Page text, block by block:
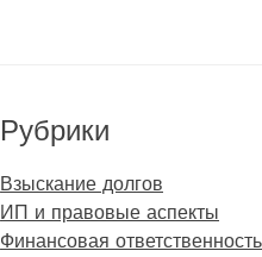
Рубрики
Взыскание долгов
ИП и правовые аспекты
Финансовая